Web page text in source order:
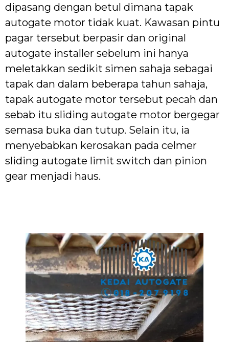
dipasang dengan betul dimana tapak
autogate motor tidak kuat. Kawasan pintu
pagar tersebut berpasir dan original
autogate installer sebelum ini hanya
meletakkan sedikit simen sahaja sebagai
tapak dan dalam beberapa tahun sahaja,
tapak autogate motor tersebut pecah dan
sebab itu sliding autogate motor bergegar
semasa buka dan tutup. Selain itu, ia
menyebabkan kerosakan pada celmer
sliding autogate limit switch dan pinion
gear menjadi haus.